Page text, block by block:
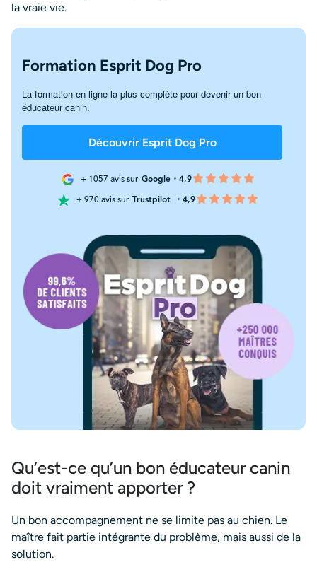
la vraie vie.
Formation Esprit Dog Pro
La formation en ligne la plus complète pour devenir un bon
éducateur canin.
Découvrir Esprit Dog Pro
+ 1057 avis sur Google・4,9
+ 970 avis sur Trustpilot ・4,9
Qu’est-ce qu’un bon éducateur canin
doit vraiment apporter ?
Un bon accompagnement ne se limite pas au chien. Le
maître fait partie intégrante du problème, mais aussi de la
solution.